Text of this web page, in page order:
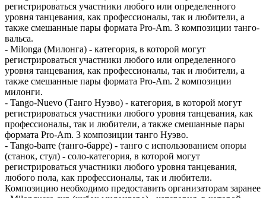
регистрироваться участники любого или определенного
уровня танцевания, как профессионалы, так и любители, а
также смешанные пары формата Pro-Am. 3 композиции танго-
вальса.
- Milonga (Милонга) - категория, в которой могут
регистрироваться участники любого или определенного
уровня танцевания, как профессионалы, так и любители, а
также смешанные пары формата Pro-Am. 2 композиции
милонги.
- Tango-Nuevo (Танго Нуэво) - категория, в которой могут
регистрироваться участники любого уровня танцевания, как
профессионалы, так и любители, а также смешанные пары
формата Pro-Am. 3 композиции танго Нуэво.
- Tango-barre (танго-барре) - танго с использованием опоры
(станок, стул) - соло-категория, в которой могут
регистрироваться участники любого уровня танцевания,
любого пола, как профессионалы, так и любители.
Композицию необходимо предоставить организаторам заранее